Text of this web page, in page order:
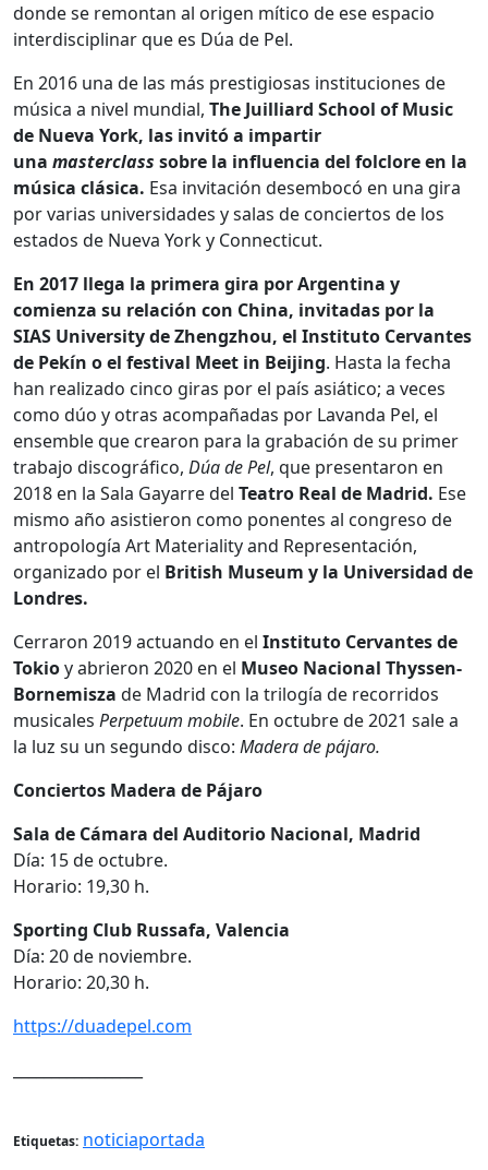
donde se remontan al origen mítico de ese espacio
interdisciplinar que es Dúa de Pel.
En 2016 una de las más prestigiosas instituciones de
música a nivel mundial, The Juilliard School of Music
de Nueva York, las invitó a impartir
una masterclass sobre la influencia del folclore en la
música clásica. Esa invitación desembocó en una gira
por varias universidades y salas de conciertos de los
estados de Nueva York y Connecticut.
En 2017 llega la primera gira por Argentina y
comienza su relación con China, invitadas por la
SIAS University de Zhengzhou, el Instituto Cervantes
de Pekín o el festival Meet in Beijing. Hasta la fecha
han realizado cinco giras por el país asiático; a veces
como dúo y otras acompañadas por Lavanda Pel, el
ensemble que crearon para la grabación de su primer
trabajo discográfico, Dúa de Pel, que presentaron en
2018 en la Sala Gayarre del Teatro Real de Madrid. Ese
mismo año asistieron como ponentes al congreso de
antropología Art Materiality and Representación,
organizado por el British Museum y la Universidad de
Londres.
Cerraron 2019 actuando en el Instituto Cervantes de
Tokioy abrieron 2020 en el Museo Nacional Thyssen-
Bornemisza de Madrid con la trilogía de recorridos
musicales Perpetuum mobile. En octubre de 2021 sale a
la luz su un segundo disco: Madera de pájaro.
Conciertos Madera de Pájaro
Sala de Cámara del Auditorio Nacional, Madrid
Día: 15 de octubre.
Horario: 19,30 h.
Sporting Club Russafa, Valencia
Día: 20 de noviembre.
Horario: 20,30 h.
https://duadepel.com
Etiquetas: noticiaportada